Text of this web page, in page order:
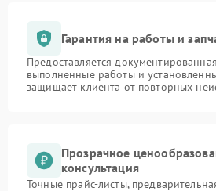
Гарантия на работы и
Предоставляется
выполненные работы и
защищает клиента от повторных
Прозрачное
консультация
Точные прайс-листы,